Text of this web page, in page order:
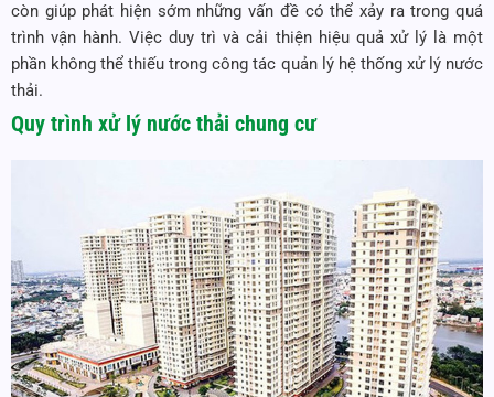
còn giúp phát hiện sớm những vấn đề có thể xảy ra trong quá
trình vận hành. Việc duy trì và cải thiện hiệu quả xử lý là một
phần không thể thiếu trong công tác quản lý hệ thống xử lý nước
thải.
Quy trình xử lý nước thải chung cư